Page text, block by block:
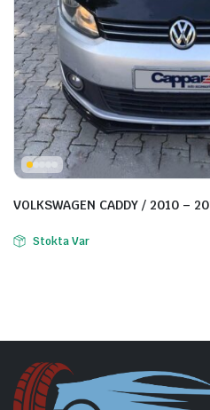
VOLKSWAGEN CADDY / 2010 –
Stokta Var